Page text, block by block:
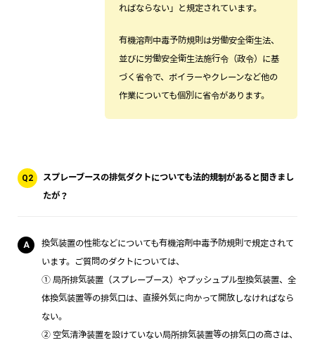
ればならない」と規定されています。
有機溶剤中毒予防規則は労働安全衛生法、
並びに労働安全衛生法施行令（政令）に基
づく省令で、ボイラーやクレーンなど他の
作業についても個別に省令があります。
Q2
スプレーブースの排気ダクトについても法的規制があると聞きまし
たが？
A
換気装置の性能などについても有機溶剤中毒予防規則で規定されて
います。ご質問のダクトについては、
① 局所排気装置（スプレーブース）やプッシュプル型換気装置、全
体換気装置等の排気口は、直接外気に向かって開放しなければなら
ない。
② 空気清浄装置を設けていない局所排気装置等の排気口の高さは、